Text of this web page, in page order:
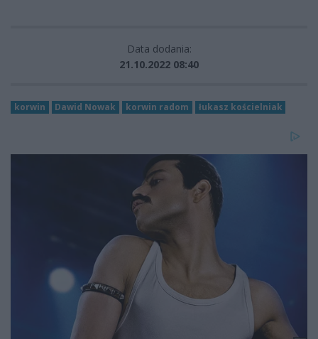
Data dodania:
21.10.2022 08:40
korwin Dawid Nowak korwin radom łukasz kościelniak